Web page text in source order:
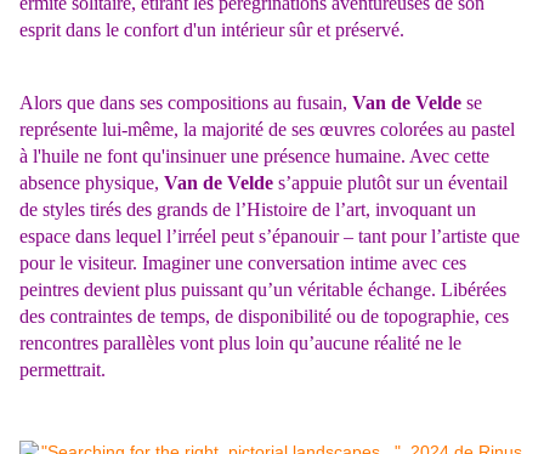
esprit dans le confort d'un intérieur sûr et préservé.
Alors que dans ses compositions au fusain, Van de Velde se
représente lui-même, la majorité de ses œuvres colorées au pastel
à l'huile ne font qu'insinuer une présence humaine. Avec cette
absence physique, Van de Velde s’appuie plutôt sur un éventail
de styles tirés des grands de l’Histoire de l’art, invoquant un
espace dans lequel l’irréel peut s’épanouir – tant pour l’artiste que
pour le visiteur. Imaginer une conversation intime avec ces
peintres devient plus puissant qu’un véritable échange. Libérées
des contraintes de temps, de disponibilité ou de topographie, ces
rencontres parallèles vont plus loin qu’aucune réalité ne le
permettrait.